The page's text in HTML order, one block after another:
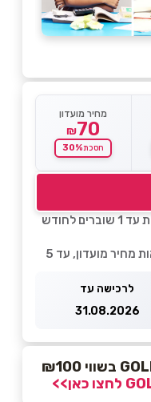
מחיר מועדון
₪70
חסכת30%
— מחיר מסובסד, זכאות עד 1 שוברים לחודש
— מחיר לאחר ניצול זכאות מחיר מועדון, עד 5
לרכישה עד
31.08.2026